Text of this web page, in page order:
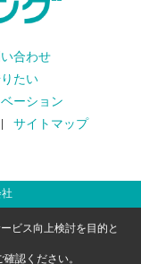
合わせ
たい
ーション
サイトマップ
ビス向上検討を目的と
確認ください。